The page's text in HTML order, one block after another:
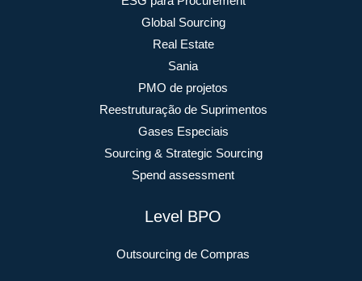
Global Sourcing
Real Estate
Sania
PMO de projetos
Reestruturação de Suprimentos
Gases Especiais
Sourcing & Strategic Sourcing
Spend assessment
Level BPO
Outsourcing de Compras